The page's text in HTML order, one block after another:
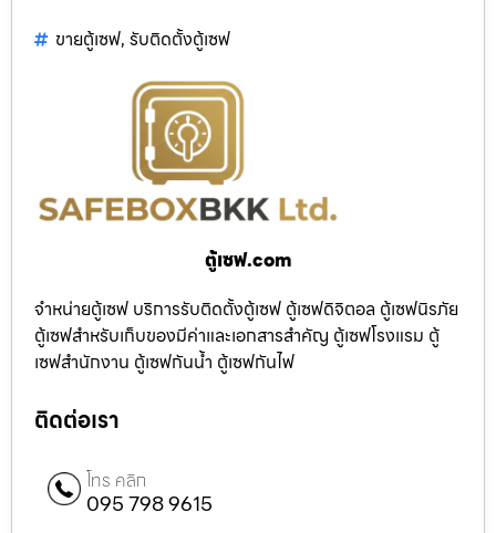
ขายตู้เซฟ, รับติดตั้งตู้เซฟ
ตู้เซฟ.com
จำหน่ายตู้เซฟ บริการรับติดตั้งตู้เซฟ ตู้เซฟดิจิตอล ตู้เซฟนิรภัย
ตู้เซฟสำหรับเก็บของมีค่าและเอกสารสำคัญ ตู้เซฟโรงแรม ตู้
เซฟสำนักงาน ตู้เซฟกันน้ำ ตู้เซฟกันไฟ
ติดต่อเรา
โทร คลิก
095 798 9615